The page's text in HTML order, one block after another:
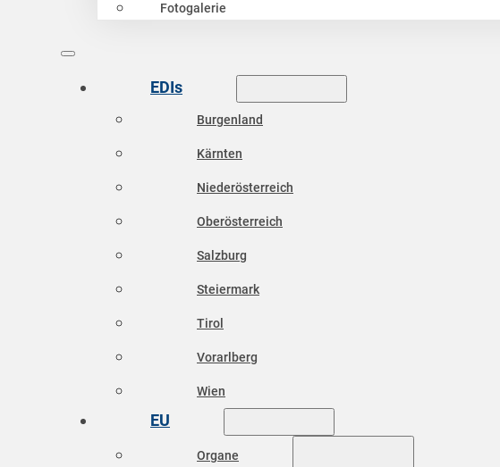
Fotogalerie
EDIs
Burgenland
Kärnten
Niederösterreich
Oberösterreich
Salzburg
Steiermark
Tirol
Vorarlberg
Wien
EU
Organe